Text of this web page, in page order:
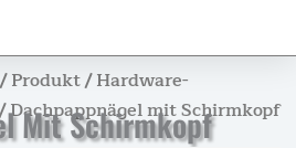
/Produkt/Hardware-
Dachpappnägel mit Schirmkopf
Mit Schirmkopf